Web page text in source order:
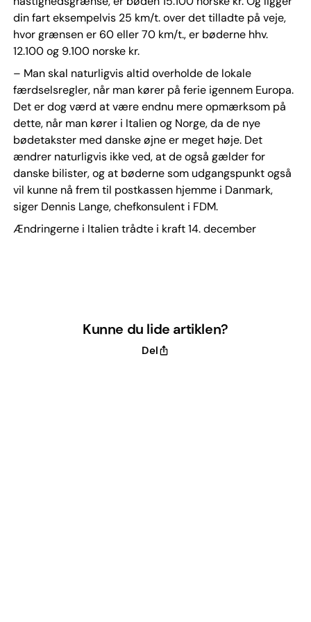
din fart eksempelvis 25 km/t. over det tilladte på veje,
hvor grænsen er 60 eller 70 km/t., er bøderne hhv.
12.100 og 9.100 norske kr.
– Man skal naturligvis altid overholde de lokale
færdselsregler, når man kører på ferie igennem Europa.
Det er dog værd at være endnu mere opmærksom på
dette, når man kører i Italien og Norge, da de nye
bødetakster med danske øjne er meget høje. Det
ændrer naturligvis ikke ved, at de også gælder for
danske bilister, og at bøderne som udgangspunkt også
vil kunne nå frem til postkassen hjemme i Danmark,
siger Dennis Lange, chefkonsulent i FDM.
Ændringerne i Italien trådte i kraft 14. december
Kunne du lide artiklen?
Del